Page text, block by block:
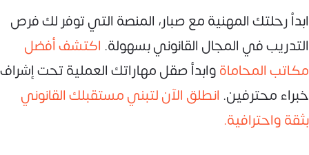
ابدأ رحلتك المهنية مع صبار، المنصة التي توفر لك فرص
التدريب في المجال القانوني بسهولة. اكتشف أفضل
مكاتب المحاماةوابدأ صقل مهاراتك العملية تحت إشراف
خبراء محترفين. انطلق الآن لتبني مستقبلك القانوني
بثقة واحترافية.